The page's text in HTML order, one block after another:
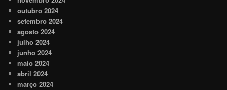
outubro 2024
setembro 2024
agosto 2024
julho 2024
junho 2024
maio 2024
abril 2024
março 2024